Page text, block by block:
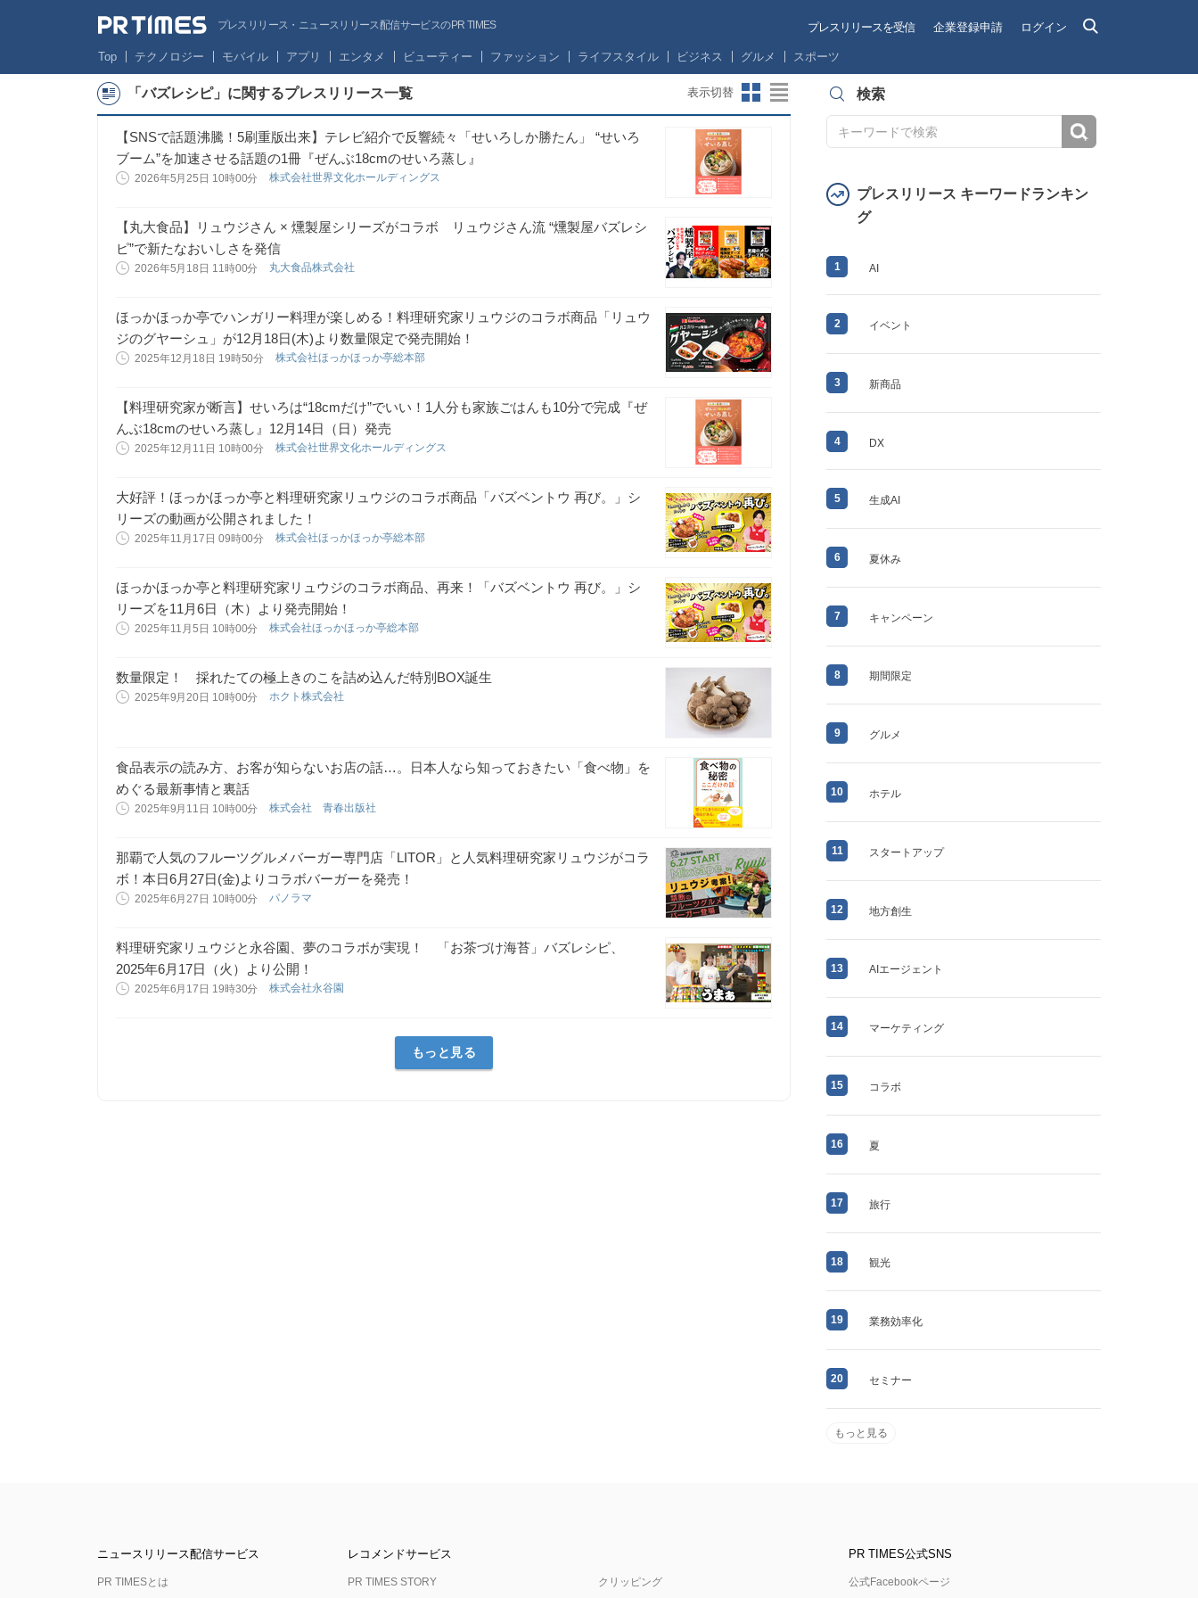
プレスリリース・ニュースリリース配信サービスのPR TIMES プレスリリースを受信 企業登録申請 ログイン
Top テクノロジー モバイル アプリ エンタメ ビューティー ファッション ライフスタイル ビジネス グルメ スポーツ
「バズレシピ」に関するプレスリリース一覧 表示切替
【SNSで話題沸騰！5刷重版出来】テレビ紹介で反響続々「せいろしか勝たん」 “せいろ
ブーム”を加速させる話題の1冊『ぜんぶ18cmのせいろ蒸し』
2026年5月25日 10時00分 株式会社世界文化ホールディングス
【丸大食品】リュウジさん × 燻製屋シリーズがコラボ リュウジさん流 “燻製屋バズレシ
ピ”で新たなおいしさを発信
2026年5月18日 11時00分 丸大食品株式会社
ほっかほっか亭でハンガリー料理が楽しめる！料理研究家リュウジのコラボ商品「リュウ
ジのグヤーシュ」が12月18日(木)より数量限定で発売開始！
2025年12月18日 19時50分 株式会社ほっかほっか亭総本部
【料理研究家が断言】せいろは“18cmだけ”でいい！1人分も家族ごはんも10分で完成『ぜ
んぶ18cmのせいろ蒸し』12月14日（日）発売
2025年12月11日 10時00分 株式会社世界文化ホールディングス
大好評！ほっかほっか亭と料理研究家リュウジのコラボ商品「バズベントウ 再び。」シ
リーズの動画が公開されました！
2025年11月17日 09時00分 株式会社ほっかほっか亭総本部
ほっかほっか亭と料理研究家リュウジのコラボ商品、再来！「バズベントウ 再び。」シ
リーズを11月6日（木）より発売開始！
2025年11月5日 10時00分 株式会社ほっかほっか亭総本部
数量限定！ 採れたての極上きのこを詰め込んだ特別BOX誕生
2025年9月20日 10時00分 ホクト株式会社
食品表示の読み方、お客が知らないお店の話…。日本人なら知っておきたい「食べ物」を
めぐる最新事情と裏話
2025年9月11日 10時00分 株式会社 青春出版社
那覇で人気のフルーツグルメバーガー専門店「LITOR」と人気料理研究家リュウジがコラ
ボ！本日6月27日(金)よりコラボバーガーを発売！
2025年6月27日 10時00分 パノラマ
料理研究家リュウジと永谷園、夢のコラボが実現！ 「お茶づけ海苔」バズレシピ、
2025年6月17日（火）より公開！
2025年6月17日 19時30分 株式会社永谷園
もっと見る
検索
プレスリリース キーワードランキン
グ
1 AI
2 イベント
3 新商品
4 DX
5 生成AI
6 夏休み
7 キャンペーン
8 期間限定
9 グルメ
10 ホテル
11 スタートアップ
12 地方創生
13 AIエージェント
14 マーケティング
15 コラボ
16 夏
17 旅行
18 観光
19 業務効率化
20 セミナー
もっと見る
ニュースリリース配信サービス
PR TIMESとは
レコメンドサービス
PR TIMES STORY クリッピング
PR TIMES公式SNS
公式Facebookページ